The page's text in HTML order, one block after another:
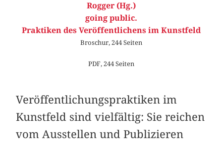
Rogger (Hg.)
going public.
Praktiken des Veröffentlichens im Kunstfeld
Broschur, 244 Seiten
PDF, 244 Seiten
Veröffentlichungspraktiken im
Kunstfeld sind vielfältig: Sie reichen
vom Ausstellen und Publizieren